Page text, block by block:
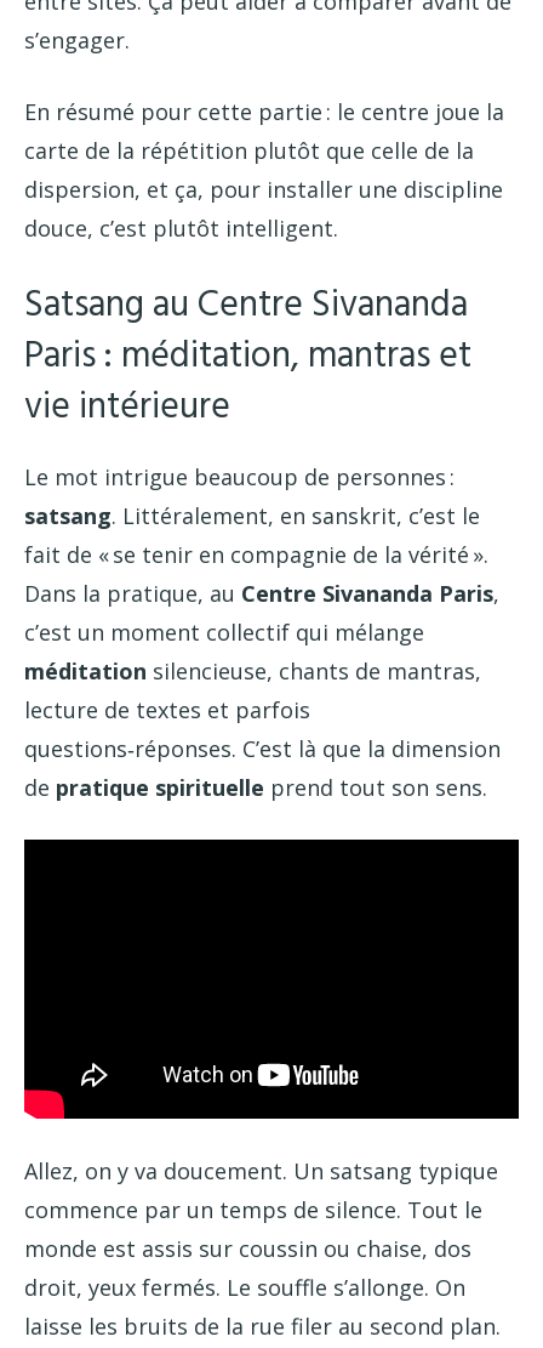
s’engager.
En résumé pour cette partie : le centre joue la
carte de la répétition plutôt que celle de la
dispersion, et ça, pour installer une discipline
douce, c’est plutôt intelligent.
Satsang au Centre Sivananda
Paris : méditation, mantras et
vie intérieure
Le mot intrigue beaucoup de personnes :
satsang. Littéralement, en sanskrit, c’est le
fait de « se tenir en compagnie de la vérité ».
Dans la pratique, au Centre Sivananda Paris,
c’est un moment collectif qui mélange
méditation silencieuse, chants de mantras,
lecture de textes et parfois
questions‑réponses. C’est là que la dimension
de pratique spirituelle prend tout son sens.
Allez, on y va doucement. Un satsang typique
commence par un temps de silence. Tout le
monde est assis sur coussin ou chaise, dos
droit, yeux fermés. Le souffle s’allonge. On
laisse les bruits de la rue filer au second plan.